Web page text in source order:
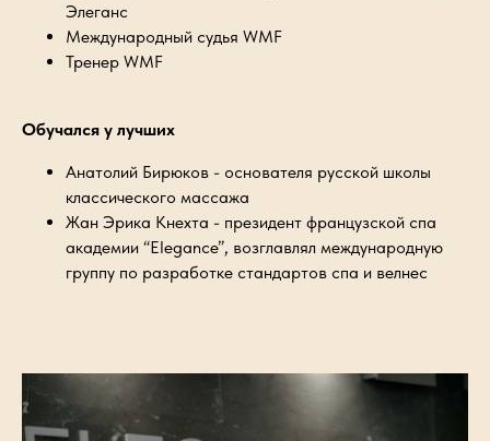
Элеганс
Международный судья WMF
Тренер WMF
Обучался у лучших
Анатолий Бирюков - основателя русской школы
классического массажа
Жан Эрика Кнехта - президент французской спа
академии “Elegance”, возглавлял международную
группу по разработке стандартов спа и велнес